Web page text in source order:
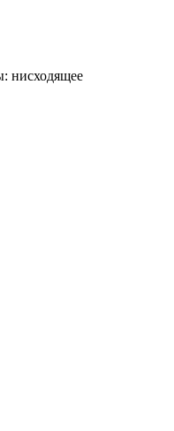
нисходящее